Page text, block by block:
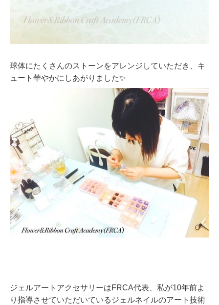
球体にたくさんのストーンをアレンジしていただき、キ
ュート華やかにしあがりました✨
ジェルアートアクセサリーはFRCA代表、私が10年前よ
り指導させていただいているジェルネイルのアート技術